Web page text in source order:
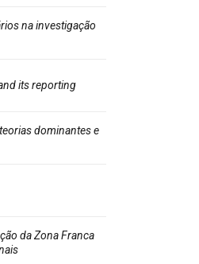
na investigação
its reporting
dominantes e
da Zona Franca